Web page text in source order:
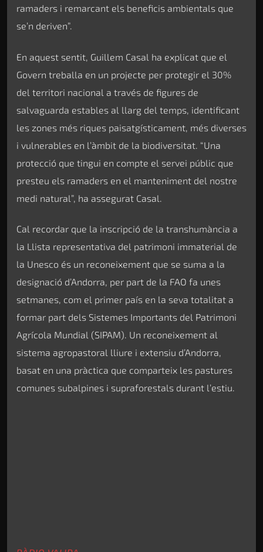
ramaders i remarcant els beneficis ambientals que
se’n deriven”.
En aquest sentit, Guillem Casal ha explicat que el
Govern treballa en un projecte per protegir el 30%
del territori nacional a través de figures de
salvaguarda estables al llarg del temps, identificant
les zones més riques paisatgísticament, més diverses
i vulnerables en l’àmbit de la biodiversitat. “Una
protecció que tingui en compte el servei públic que
presteu els ramaders en el manteniment del nostre
medi natural”, ha assegurat Casal.
Cal recordar que la inscripció de la transhumància a
la Llista representativa del patrimoni immaterial de
la Unesco és un reconeixement que se suma a la
designació d’Andorra, per part de la FAO fa unes
setmanes, com el primer país en la seva totalitat a
formar part dels Sistemes Importants del Patrimoni
Agrícola Mundial (SIPAM). Un reconeixement al
sistema agropastoral lliure i extensiu d’Andorra,
basat en una pràctica que comparteix les pastures
comunes subalpines i supraforestals durant l’estiu.